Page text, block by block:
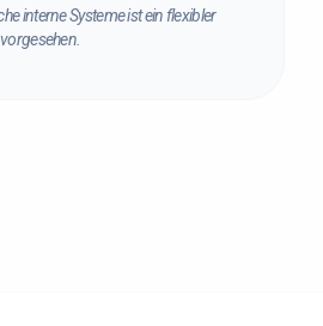
interne Systeme ist ein flexibler